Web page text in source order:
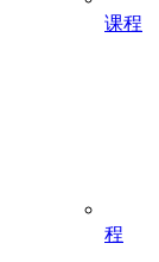
课程
程